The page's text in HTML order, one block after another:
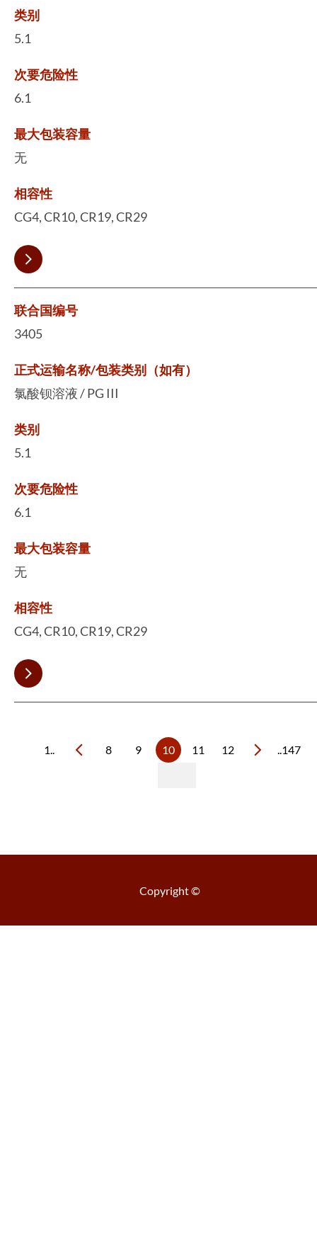
类别
5.1
次要危险性
6.1
最大包装容量
无
相容性
CG4, CR10, CR19, CR29
联合国编号
3405
正式运输名称/包装类别（如有）
氯酸钡溶液 / PG III
类别
5.1
次要危险性
6.1
最大包装容量
无
相容性
CG4, CR10, CR19, CR29
1.. 8 9 10 11 12 ..147
Copyright ©